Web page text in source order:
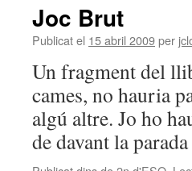
Joc Brut
Publicat el 15 abril 2009per
Un fragment del
cames, no hauria
algú altre. Jo ho
de davant la